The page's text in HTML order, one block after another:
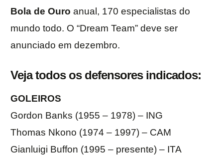
Bola de Ouro anual, 170 especialistas do
mundo todo. O “Dream Team” deve ser
anunciado em dezembro.
Veja todos os defensores indicados:
GOLEIROS
Gordon Banks (1955 – 1978) – ING
Thomas Nkono (1974 – 1997) – CAM
Gianluigi Buffon (1995 – presente) – ITA